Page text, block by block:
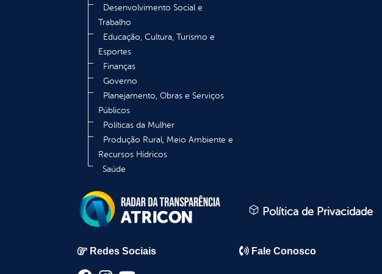
Desenvolvimento Social e
Trabalho
Educação, Cultura, Turismo e
Esportes
Finanças
Governo
Planejamento, Obras e Serviços
Públicos
Políticas da Mulher
Produção Rural, Meio Ambiente e
Recursos Hídricos
Saúde
Política de Privacidade
Redes Sociais Fale Conosco